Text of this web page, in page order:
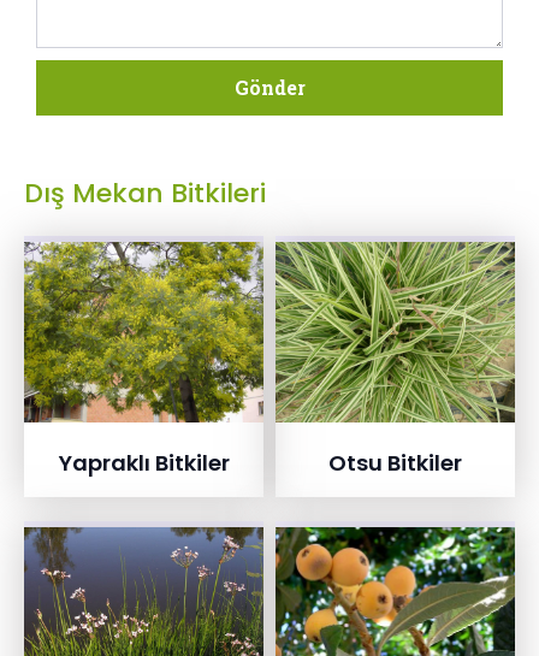
Gönder
Dış Mekan Bitkileri
Yapraklı Bitkiler Otsu Bitkiler